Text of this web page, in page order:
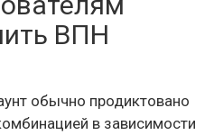
ВПН
обычно продиктовано
в зависимости